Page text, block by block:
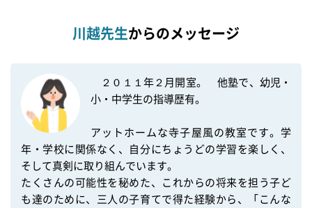
川越先生からのメッセージ
２０１１年２月開室。　他塾で、幼児・
小・中学生の指導歴有。
アットホームな寺子屋風の教室です。学
年・学校に関係なく、自分にちょうどの学習を楽しく、
そして真剣に取り組んでいます。
たくさんの可能性を秘めた、これからの将来を担う子ど
も達のために、三人の子育てで得た経験から、「こんな